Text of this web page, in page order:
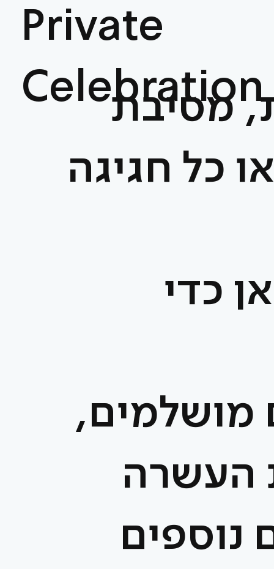
Private
Celebration
מסיבת
כל חגיגה
כדי
מושלמים,
העשרה
נוספים